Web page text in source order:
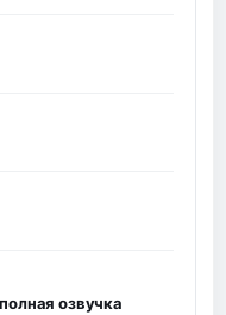
озвучка